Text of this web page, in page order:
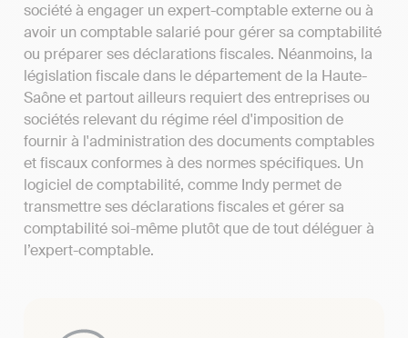
société à engager un expert-comptable externe ou à
avoir un comptable salarié pour gérer sa comptabilité
ou préparer ses déclarations fiscales. Néanmoins, la
législation fiscale dans le département de la Haute-
Saône et partout ailleurs requiert des entreprises ou
sociétés relevant du régime réel d'imposition de
fournir à l'administration des documents comptables
et fiscaux conformes à des normes spécifiques. Un
logiciel de comptabilité, comme Indy permet de
transmettre ses déclarations fiscales et gérer sa
comptabilité soi-même plutôt que de tout déléguer à
l’expert-comptable.